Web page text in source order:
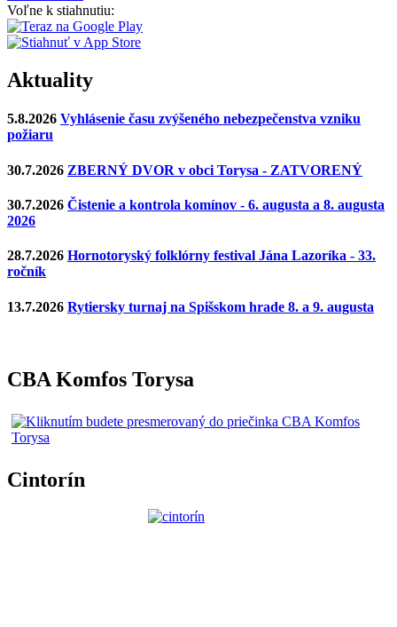
Voľne k stiahnutiu:
Aktuality
5.8.2026 Vyhlásenie času zvýšeného nebezpečenstva vzniku
požiaru
30.7.2026 ZBERNÝ DVOR v obci Torysa - ZATVORENÝ
30.7.2026 Čistenie a kontrola komínov - 6. augusta a 8. augusta
2026
28.7.2026 Hornotoryský folklórny festival Jána Lazoríka - 33.
ročník
13.7.2026 Rytiersky turnaj na Spišskom hrade 8. a 9. augusta
CBA Komfos Torysa
Cintorín